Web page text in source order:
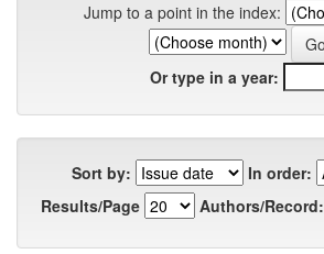
Jump to a point in the index:
Or type in a year:
Sort by:
In order:
Results/Page
Authors/Record: